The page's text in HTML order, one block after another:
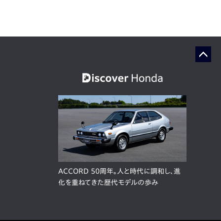
ACCORD 50周年。人と時代に調和し、進
化を重ねてきた歴代モデルの歩み